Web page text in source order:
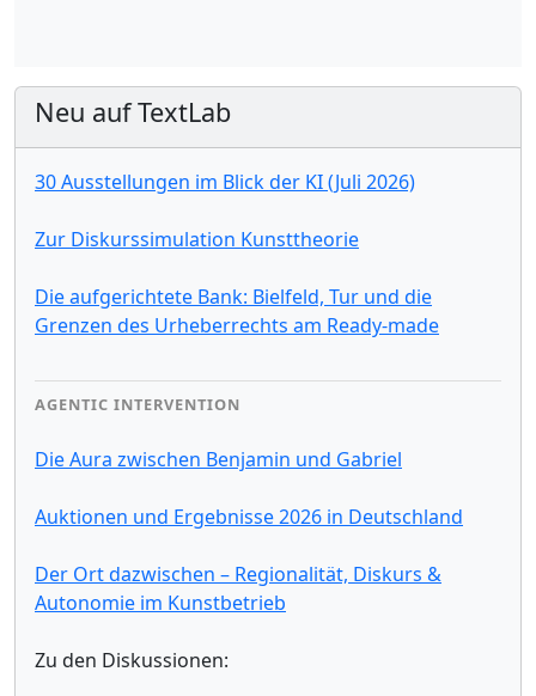
Neu auf TextLab
30 Ausstellungen im Blick der KI (Juli 2026)
Zur Diskurssimulation Kunsttheorie
Die aufgerichtete Bank: Bielfeld, Tur und die
Grenzen des Urheberrechts am Ready-made
AGENTIC INTERVENTION
Die Aura zwischen Benjamin und Gabriel
Auktionen und Ergebnisse 2026 in Deutschland
Der Ort dazwischen – Regionalität, Diskurs &
Autonomie im Kunstbetrieb
Zu den Diskussionen: